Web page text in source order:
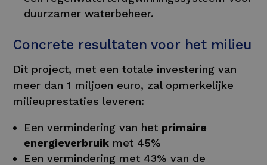
duurzamer waterbeheer.
Concrete resultaten voor het milieu
Dit project, met een totale investering van
meer dan 1 miljoen euro, zal opmerkelijke
milieuprestaties leveren:
Een vermindering van het primaire
energieverbruik met 45%
Een vermindering met 43% van de